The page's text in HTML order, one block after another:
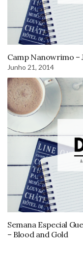
Camp Nanowrimo –
Junho 21, 2014
Semana Especial
– Blood and Gold